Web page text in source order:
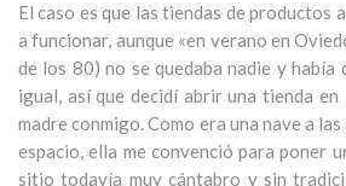
El caso es que las tiendas de productos
a funcionar, aunque «en verano en
de los 80) no se quedaba nadie y había
igual, así que decidí abrir una tienda en
madre conmigo. Como era una nave a
espacio, ella me convenció para poner
sitio todavía muy cántabro y sin